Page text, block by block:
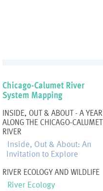
Chicago-Calumet River
System Mapping
INSIDE, OUT & ABOUT - A YEAR
ALONG THE CHICAGO-CALUMET
RIVER
Inside, Out & About: An
Invitation to Explore
RIVER ECOLOGY AND WILDLIFE
River Ecology